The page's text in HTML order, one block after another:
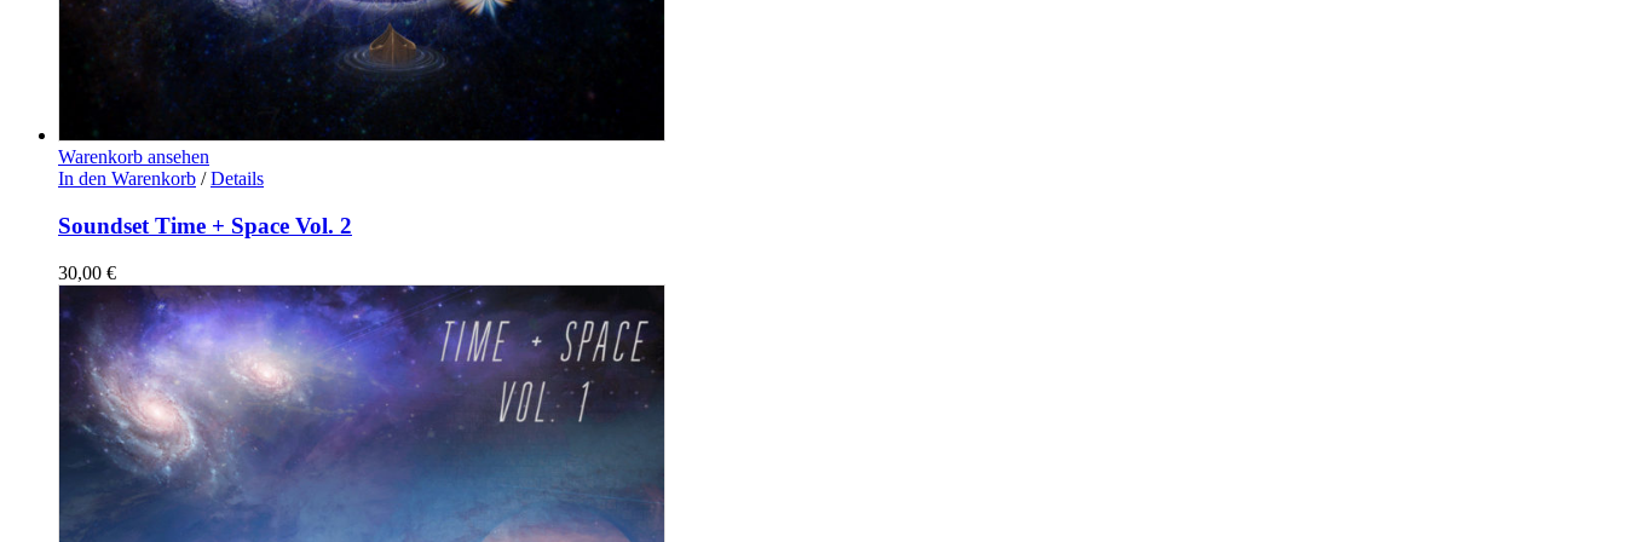
Warenkorb ansehen
In den Warenkorb / Details
Soundset Time + Space Vol. 2
30,00 €